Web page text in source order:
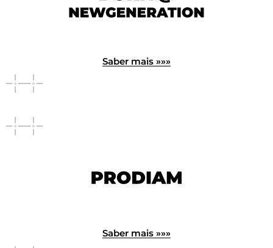
Saber mais »»»
Saber mais »»»